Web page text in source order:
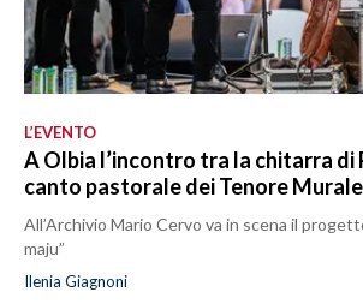
L’EVENTO
A Olbia l’incontro tra la chitarra di
canto pastorale dei Tenore
All’Archivio Mario Cervo va in scena il
maju”
Ilenia Giagnoni